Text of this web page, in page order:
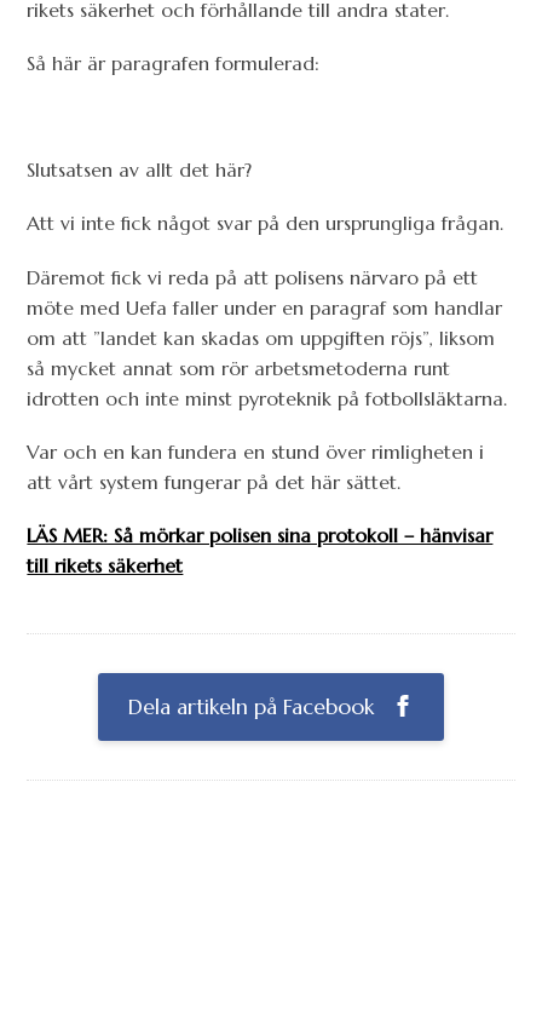
rikets säkerhet och förhållande till andra stater.
Så här är paragrafen formulerad:
Slutsatsen av allt det här?
Att vi inte fick något svar på den ursprungliga frågan.
Däremot fick vi reda på att polisens närvaro på ett
möte med Uefa faller under en paragraf som handlar
om att ”landet kan skadas om uppgiften röjs”, liksom
så mycket annat som rör arbetsmetoderna runt
idrotten och inte minst pyroteknik på fotbollsläktarna.
Var och en kan fundera en stund över rimligheten i
att vårt system fungerar på det här sättet.
LÄS MER: Så mörkar polisen sina protokoll – hänvisar
till rikets säkerhet
Dela artikeln på Facebook